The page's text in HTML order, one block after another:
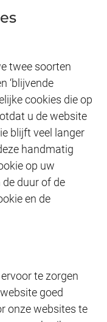
twee soorten
‘blijvende
cookies die op
u de website
blijft veel langer
handmatig
op uw
duur of de
en de
te zorgen
goed
onze websites te